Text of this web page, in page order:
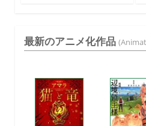
最新のアニメ化作品